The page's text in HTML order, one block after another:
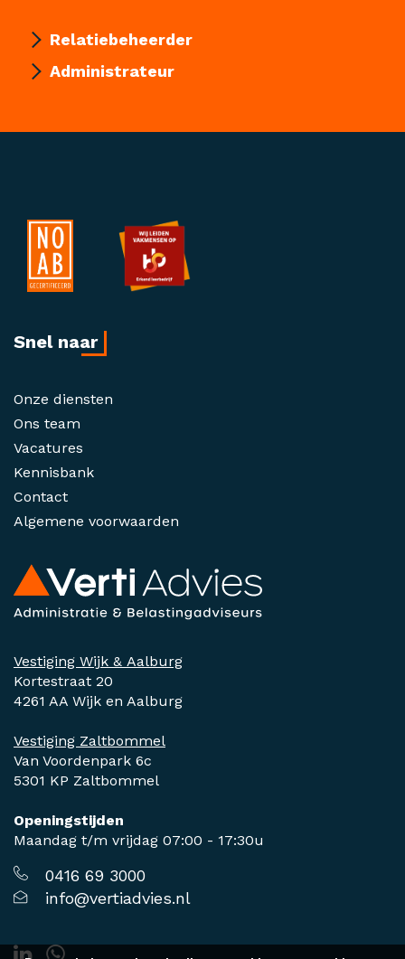
Relatiebeheerder
Administrateur
Vestiging Wijk & Aalburg
Kortestraat 20
4261 AA Wijk en Aalburg
Vestiging Zaltbommel
Van Voordenpark 6c
5301 KP Zaltbommel
Openingstijden
Maandag t/m vrijdag 07:00 - 17:30u
0416 69 3000
info@vertiadvies.nl
Snel naar
Onze diensten
Ons team
Vacatures
Kennisbank
Contact
Algemene voorwaarden